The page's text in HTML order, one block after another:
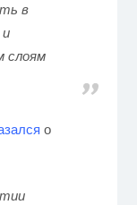
в
слоям
о